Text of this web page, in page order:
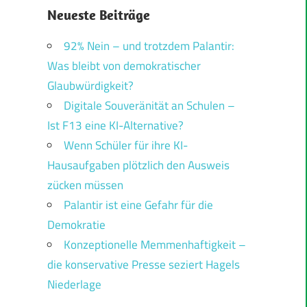
Neueste Beiträge
92% Nein – und trotzdem Palantir:
Was bleibt von demokratischer
Glaubwürdigkeit?
Digitale Souveränität an Schulen –
Ist F13 eine KI-Alternative?
Wenn Schüler für ihre KI-
Hausaufgaben plötzlich den Ausweis
zücken müssen
Palantir ist eine Gefahr für die
Demokratie
Konzeptionelle Memmenhaftigkeit –
die konservative Presse seziert Hagels
Niederlage